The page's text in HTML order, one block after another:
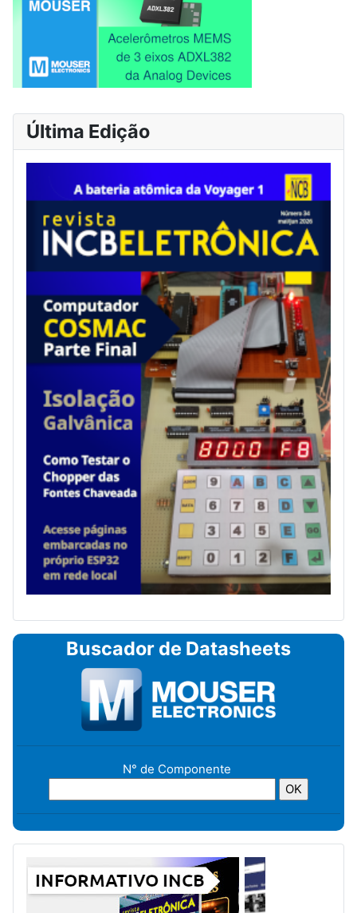
Última Edição
Buscador de Datasheets
N° de Componente